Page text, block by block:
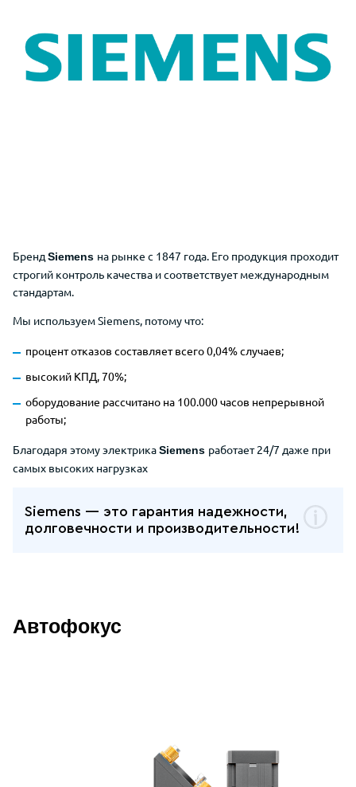
БрендSiemens на рынке с 1847 года. Его продукция проходит
строгий контроль качества и соответствует международным
стандартам.
Мы используем Siemens, потому что:
процент отказов составляет всего 0,04% случаев;
высокий КПД, 70%;
оборудование рассчитано на 100.000 часов непрерывной
работы;
Благодаря этому электрикаSiemens работает 24/7 даже при
самых высоких нагрузках
Siemens — это гарантия надежности,
долговечности и производительности!
Описание дополнительных
Автофокус